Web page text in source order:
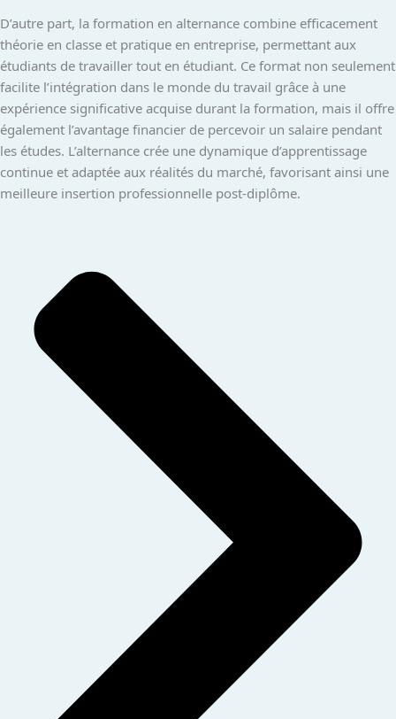
D’autre part, la formation en alternance combine efficacement
théorie en classe et pratique en entreprise, permettant aux
étudiants de travailler tout en étudiant. Ce format non seulement
facilite l’intégration dans le monde du travail grâce à une
expérience significative acquise durant la formation, mais il offre
également l’avantage financier de percevoir un salaire pendant
les études. L’alternance crée une dynamique d’apprentissage
continue et adaptée aux réalités du marché, favorisant ainsi une
meilleure insertion professionnelle post-diplôme.